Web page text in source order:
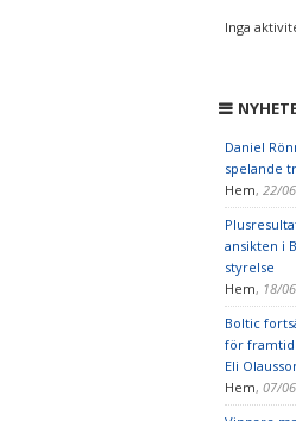
Inga
Daniel
spelande
Hem, 22/
ansikten i
styrelse
Hem, 18/
Boltic
för
Eli
Hem, 07/